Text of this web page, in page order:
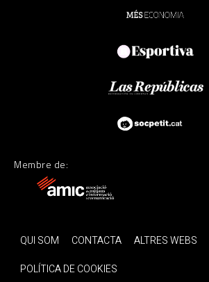
Membre de:
QUI SOM CONTACTA ALTRES WEBS
POLÍTICA DE COOKIES